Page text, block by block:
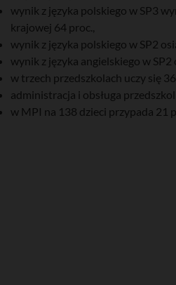
wynik z języka polskiego w SP3
krajowej 64 proc.,
wynik z języka polskiego w SP2
wynik z języka angielskiego w SP2
w trzech przedszkolach uczy się
administracja i obsługa
w MPI na 138 dzieci przypada 21